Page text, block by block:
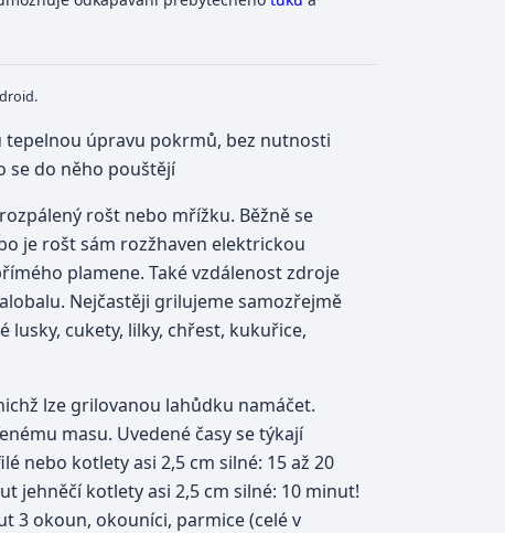
tepelnou úpravu pokrmů, bez nutnosti
se do něho pouštějí
rošt nebo mřížku. Běžně se
je rošt sám rozžhaven elektrickou
plamene. Také vzdálenost zdroje
Nejčastěji grilujeme samozřejmě
lusky, cukety, lilky, chřest, kukuřice,
lze grilovanou lahůdku namáčet.
masu. Uvedené časy se týkají
nebo kotlety asi 2,5 cm silné: 15 až 20
jehněčí kotlety asi 2,5 cm silné: 10 minut!
3 okoun, okouníci, parmice (celé v